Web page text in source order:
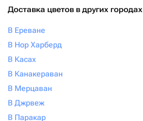
Доставка цветов в других городах
В Ереване
В Нор Харберд
В Касах
В Канакераван
В Мерцаван
В Джрвеж
В Паракар